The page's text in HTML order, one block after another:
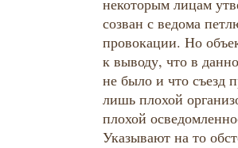
некоторым лицам
созван с ведома
провокации. Но
к выводу, что в
не было и что съезд
лишь плохой
плохой
Указывают на то